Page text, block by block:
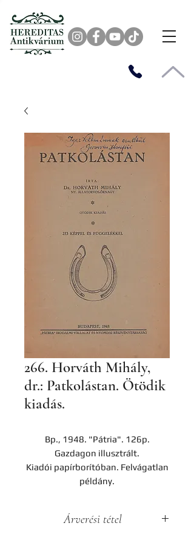
266. Horváth Mihály,
dr.: Patkolástan. Ötödik
kiadás.
Bp., 1948. "Pátria". 126p.
Gazdagon illusztrált.
Kiadói papírborítóban. Felvágatlan
példány.
Árverési tétel